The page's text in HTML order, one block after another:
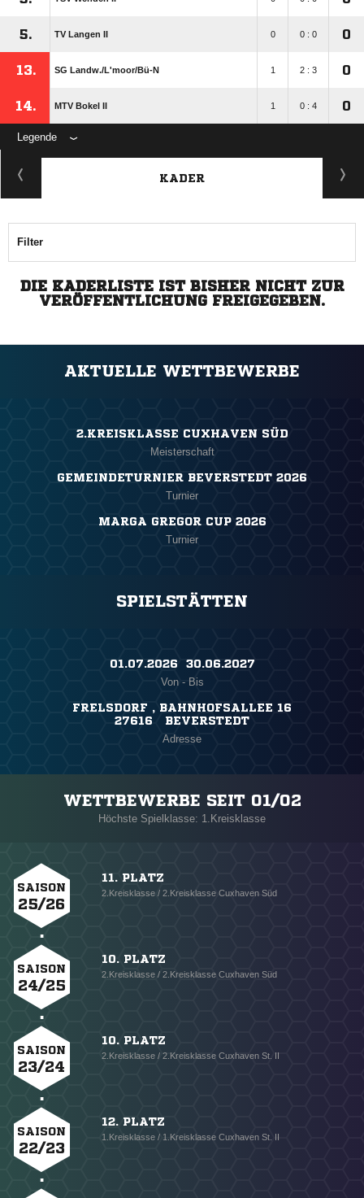
5. TV Langen II 0 0 : 0 0
13. SG Landw./​L'moor/​Bü-N 1 2 : 3 0
14. MTV Bokel II 1 0 : 4 0
Legende
KADER
Filter
DIE KADERLISTE IST BISHER NICHT ZUR
VERÖFFENTLICHUNG FREIGEGEBEN.
AKTUELLE WETTBEWERBE
2.KREISKLASSE CUXHAVEN SÜD
Meisterschaft
GEMEINDETURNIER BEVERSTEDT 2026
Turnier
MARGA GREGOR CUP 2026
Turnier
SPIELSTÄTTEN
01.07.2026 ​ 30.06.2027
Von - Bis
FRELSDORF , BAHNHOFSALLEE 16
27616 BEVERSTEDT
Adresse
WETTBEWERBE SEIT 01/02
Höchste Spielklasse: 1.Kreisklasse
SAISON
25/26
11. PLATZ
2.Kreisklasse / 2.Kreisklasse Cuxhaven Süd
SAISON
24/25
10. PLATZ
2.Kreisklasse / 2.Kreisklasse Cuxhaven Süd
SAISON
23/24
10. PLATZ
2.Kreisklasse / 2.Kreisklasse Cuxhaven St. II
SAISON
22/23
12. PLATZ
1.Kreisklasse / 1.Kreisklasse Cuxhaven St. II